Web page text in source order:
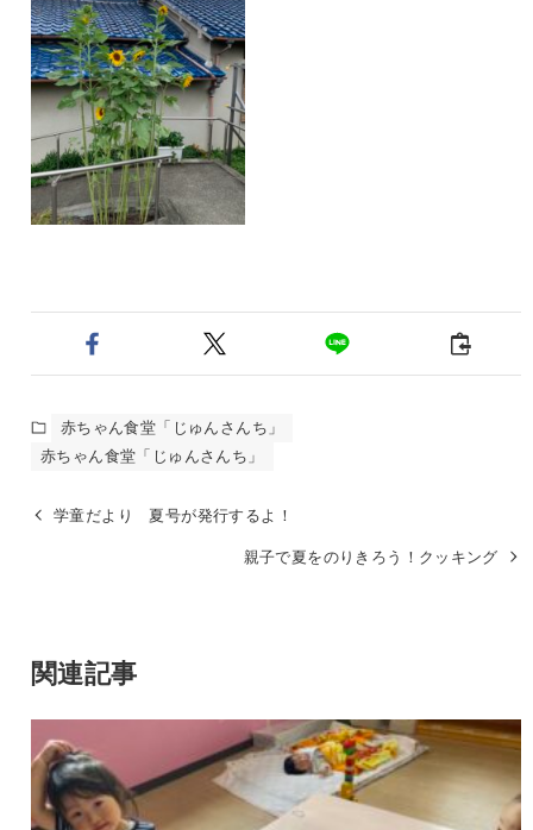
赤ちゃん食堂「じゅんさんち」
赤ちゃん食堂「じゅんさんち」
学童だより 夏号が発行するよ！
親子で夏をのりきろう！クッキング
関連記事